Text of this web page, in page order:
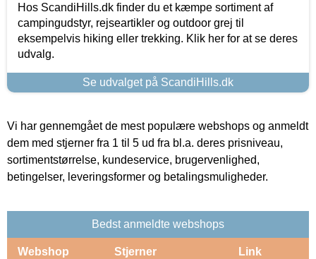
Hos ScandiHills.dk finder du et kæmpe sortiment af
campingudstyr, rejseartikler og outdoor grej til
eksempelvis hiking eller trekking. Klik her for at se deres
udvalg.
Se udvalget på ScandiHills.dk
Vi har gennemgået de mest populære webshops og anmeldt
dem med stjerner fra 1 til 5 ud fra bl.a. deres prisniveau,
sortimentstørrelse, kundeservice, brugervenlighed,
betingelser, leveringsformer og betalingsmuligheder.
Bedst anmeldte webshops
Webshop Stjerner Link